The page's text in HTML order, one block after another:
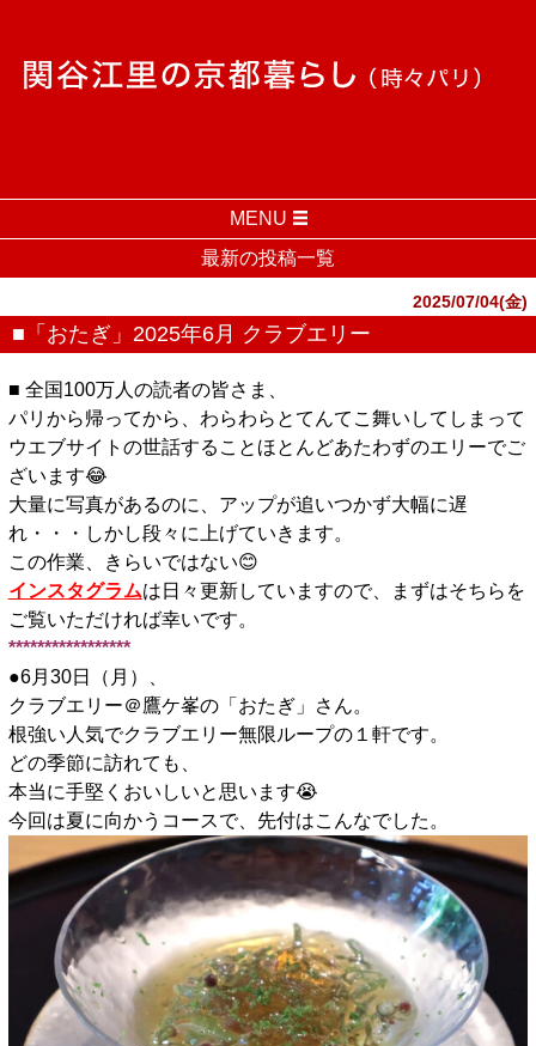
MENU
最新の投稿一覧
2025/07/04(金)
■「おたぎ」2025年6月 クラブエリー
■ 全国100万人の読者の皆さま、
パリから帰ってから、わらわらとてんてこ舞いしてしまって
ウエブサイトの世話することほとんどあたわずのエリーでご
ざいます😂
大量に写真があるのに、アップが追いつかず大幅に遅
れ・・・しかし段々に上げていきます。
この作業、きらいではない😊
インスタグラムは日々更新していますので、まずはそちらを
ご覧いただければ幸いです。
*****************
●6月30日（月）、
クラブエリー＠鷹ケ峯の「おたぎ」さん。
根強い人気でクラブエリー無限ループの１軒です。
どの季節に訪れても、
本当に手堅くおいしいと思います😭
今回は夏に向かうコースで、先付はこんなでした。